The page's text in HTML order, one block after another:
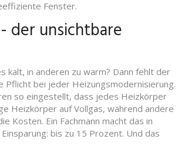
Fenster.
der unsichtbare
kalt, in anderen zu warm? Dann fehlt der
Pflicht bei jeder Heizungsmodernisierung.
so eingestellt, dass jedes Heizkörper
Heizkörper auf Vollgas, während andere
Kosten. Ein Fachmann macht das in
bis zu 15 Prozent. Und das